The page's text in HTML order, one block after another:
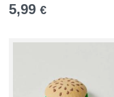
5,99 €